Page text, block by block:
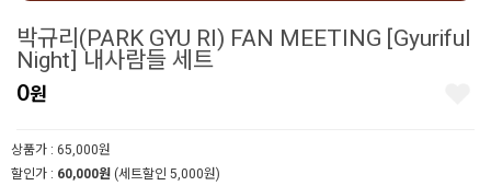
박규리(PARK GYU RI) FAN MEETING [Gyuriful
Night] 내사람들 세트
0원
상품가 : 65,000원
할인가 : 60,000원(세트할인 5,000원)